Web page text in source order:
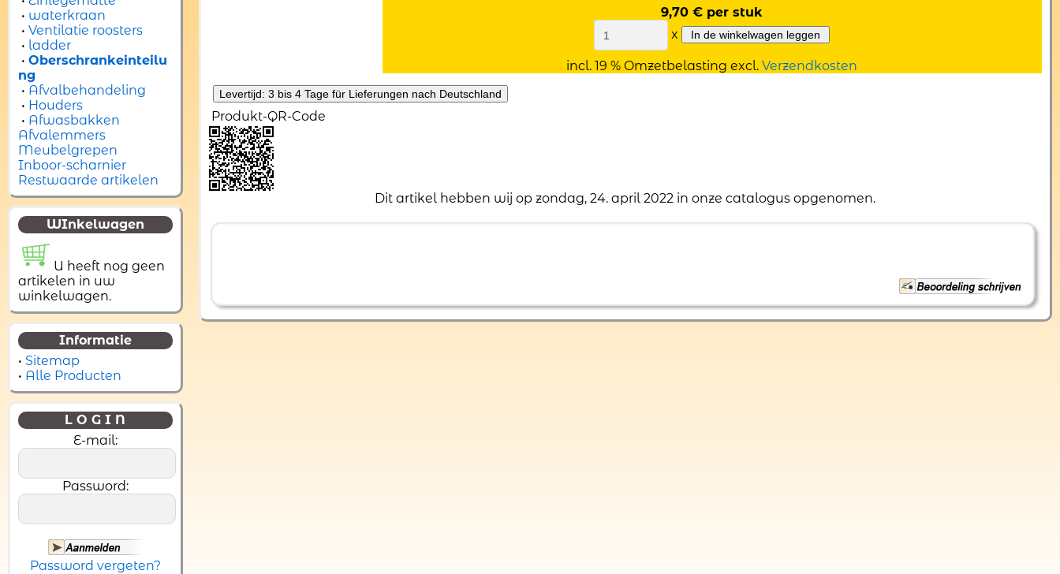
• waterkraan
• Ventilatie roosters
• ladder
• Oberschrankeinteilu
ng
• Afvalbehandeling
• Houders
• Afwasbakken
Afvalemmers
Meubelgrepen
Inboor-scharnier
Restwaarde artikelen
WInkelwagen
U heeft nog geen
artikelen in uw
winkelwagen.
Informatie
• Sitemap
• Alle Producten
L O G I N
E-mail:
Password:
Password vergeten?
9,70 € per stuk
x
incl. 19 % Omzetbelasting excl.Verzendkosten
Produkt-QR-Code
Dit artikel hebben wij op zondag, 24. april 2022 in onze catalogus opgenomen.